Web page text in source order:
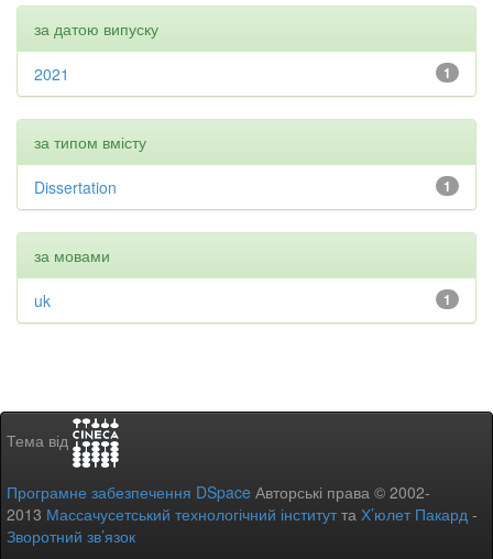
за датою випуску
1
2021
за типом вмісту
1
Dissertation
за мовами
1
uk
Тема від
Програмне забезпечення DSpace Авторські права © 2002-
2013 Массачусетський технологічний інститутта Х’юлет Пакард -
Зворотний зв’язок